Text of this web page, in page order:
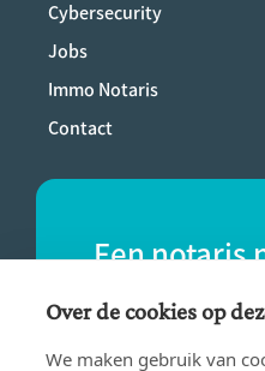
Cybersecurity
Jobs
Immo Notaris
Contact
Een notaris
Vind eenvoudig
buurt.
Over de cookies op
We maken gebruik van